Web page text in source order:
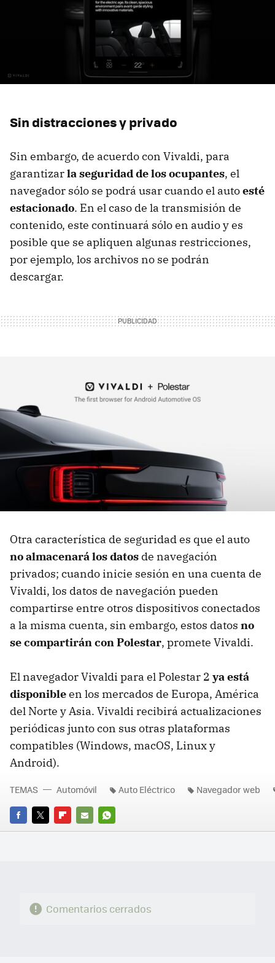
Sin distracciones y privado
Sin embargo, de acuerdo con Vivaldi, para
garantizarla seguridad de los ocupantes, el
navegador sólo se podrá usar cuando el autoesté
estacionado. En el caso de la transmisión de
contenido, este continuará sólo en audio y es
posible que se apliquen algunas restricciones,
por ejemplo, los archivos no se podrán
descargar.
Otra característica de seguridad es que el auto
no almacenará los datos de navegación
privados; cuando inicie sesión en una cuenta de
Vivaldi, los datos de navegación pueden
compartirse entre otros dispositivos conectados
a la misma cuenta, sin embargo, estos datos no
se compartirán con Polestar, promete Vivaldi.
El navegador Vivaldi para el Polestar 2 ya está
disponibleen los mercados de Europa, América
del Norte y Asia. Vivaldi recibirá actualizaciones
periódicas junto con sus otras plataformas
compatibles (Windows, macOS, Linux y
Android).
FACEBOOK
TWITTERFLIPBOARD
E-
WHATSAPP
TEMAS Automóvil Auto Eléctrico Navegador web
Comentarios cerrados